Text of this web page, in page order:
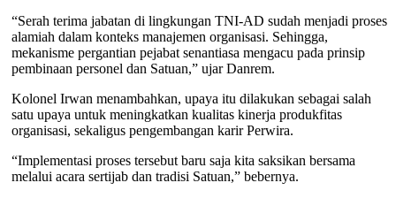
“Serah terima jabatan di lingkungan TNI-AD sudah menjadi proses
alamiah dalam konteks manajemen organisasi. Sehingga,
mekanisme pergantian pejabat senantiasa mengacu pada prinsip
pembinaan personel dan Satuan,” ujar Danrem.
Kolonel Irwan menambahkan, upaya itu dilakukan sebagai salah
satu upaya untuk meningkatkan kualitas kinerja produkfitas
organisasi, sekaligus pengembangan karir Perwira.
“Implementasi proses tersebut baru saja kita saksikan bersama
melalui acara sertijab dan tradisi Satuan,” bebernya.